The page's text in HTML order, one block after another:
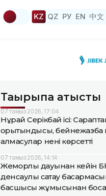
KZ QZ РУ EN 中文
Тақырыпқа қатысты
07 тамыз 2026, 17:04
Нұрай Серікбай ісі:
қорытындысы, бейнежазба
алмасулар нені көрсетті
07 тамыз 2026, 14:14
Жемқорлық дауынан кейін
денсаулық сақтау
басшысы жұмысынан